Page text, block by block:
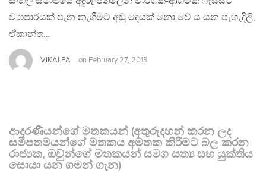
ව්‍යාපාරයක් පැන නැගීමට අඩු දෙයක් නො වේ ය යන පැහැදිලි,
ඒකාන්ත…
VIKALPA on February 27, 2013
ආදරණීයන්ගේ මතකයන් (අතුරුදහන් කරන ලද
සමීපතමයන්ගේ මතකය අමතක කිරීමට බල කරන
රාජ්‍යක, ඔවුන්ගේ මතකයන් සමග සත්‍ය සහ යුක්තිය
සොයා යන ගමන් ගැන)